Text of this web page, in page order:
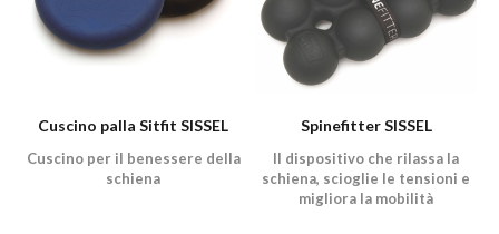
Cuscino palla Sitfit SISSEL
Cuscino per il benessere della
schiena
Spinefitter SISSEL
Il dispositivo che rilassa la
schiena, scioglie le tensioni e
migliora la mobilità